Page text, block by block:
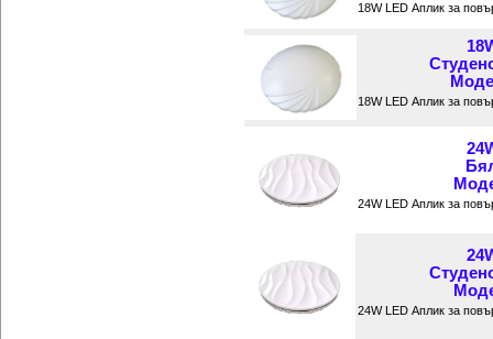
18W LED Аплик за
18W LED Аплик за
24W LED Аплик за
24W LED Аплик за